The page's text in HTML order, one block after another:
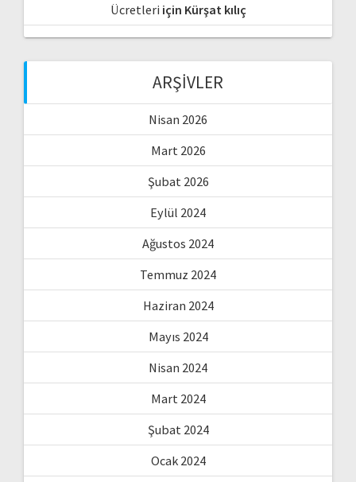
Ücretleri için Kürşat kılıç
ARŞIVLER
Nisan 2026
Mart 2026
Şubat 2026
Eylül 2024
Ağustos 2024
Temmuz 2024
Haziran 2024
Mayıs 2024
Nisan 2024
Mart 2024
Şubat 2024
Ocak 2024